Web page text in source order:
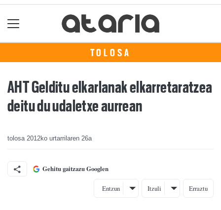
TOLOSA
AHT Gelditu elkarlanak elkarretaratzea
deitu du udaletxe aurrean
tolosa 2012ko urtarrilaren 26a
Gehitu gaitzazu Googlen
Entzun Itzuli Erraztu